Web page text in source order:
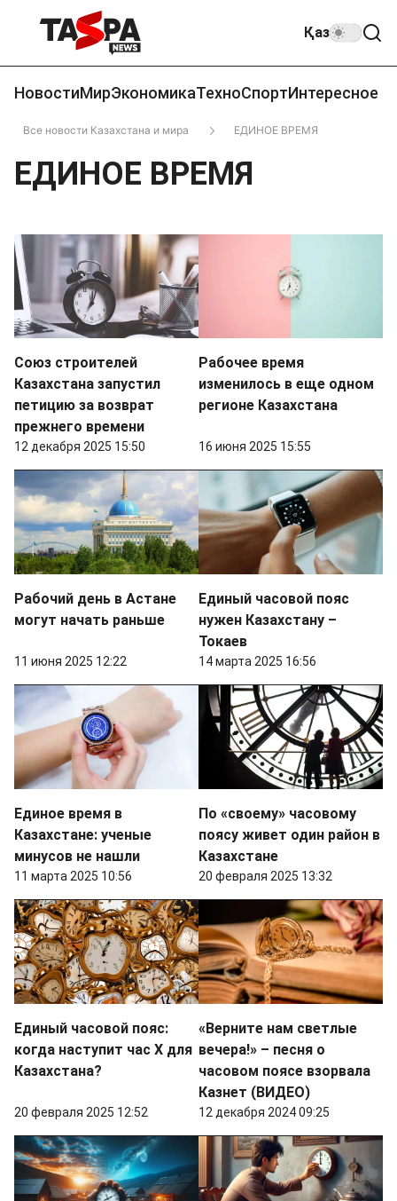
Қаз
НовостиМирЭкономикаТехноСпортИнтересное
Все новости Казахстана и мира ЕДИНОЕ ВРЕМЯ
ЕДИНОЕ ВРЕМЯ
Союз строителей
Казахстана запустил
петицию за возврат
прежнего времени
12 декабря 2025 15:50
Рабочее время
изменилось в еще одном
регионе Казахстана
16 июня 2025 15:55
Рабочий день в Астане
могут начать раньше
11 июня 2025 12:22
Единый часовой пояс
нужен Казахстану –
Токаев
14 марта 2025 16:56
Единое время в
Казахстане: ученые
минусов не нашли
11 марта 2025 10:56
По «своему» часовому
поясу живет один район в
Казахстане
20 февраля 2025 13:32
Единый часовой пояс:
когда наступит час Х для
Казахстана?
20 февраля 2025 12:52
«Верните нам светлые
вечера!» – песня о
часовом поясе взорвала
Казнет (ВИДЕО)
12 декабря 2024 09:25